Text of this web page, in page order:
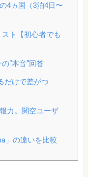
4ヵ国（3泊4日〜
ト【初心者でも
“本音”回答
だけで差がつ
力。関空ユーザ
」の違いを比較